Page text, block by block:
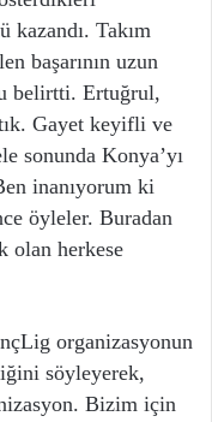
kazandı. Takım
başarının uzun
belirtti. Ertuğrul,
Gayet keyifli ve
sonunda Konya’yı
inanıyorum ki
öyleler. Buradan
olan herkese
organizasyonun
söyleyerek,
Bizim için